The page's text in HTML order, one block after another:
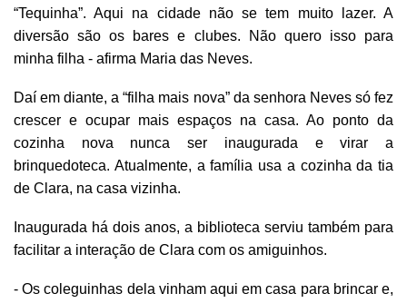
“Tequinha”. Aqui na cidade não se tem muito lazer. A
diversão são os bares e clubes. Não quero isso para
minha filha - afirma Maria das Neves.
Daí em diante, a “filha mais nova” da senhora Neves só fez
crescer e ocupar mais espaços na casa. Ao ponto da
cozinha nova nunca ser inaugurada e virar a
brinquedoteca. Atualmente, a família usa a cozinha da tia
de Clara, na casa vizinha.
Inaugurada há dois anos, a biblioteca serviu também para
facilitar a interação de Clara com os amiguinhos.
- Os coleguinhas dela vinham aqui em casa para brincar e,